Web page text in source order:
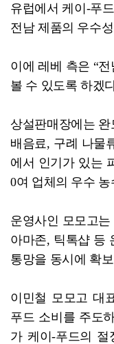
유럽에서 케이-푸
전남 제품의 우수
이에 레베 측은 “
볼 수 있도록 하겠
상설판매장에는
배음료, 구례 나물
에서 인기가 있는
0여 업체의 우수
운영사인 모모고
아마존, 틱톡샵 등
통망을 동시에 확
이민철 모모고 대
푸드 소비를 주도
가 케이-푸드의 절